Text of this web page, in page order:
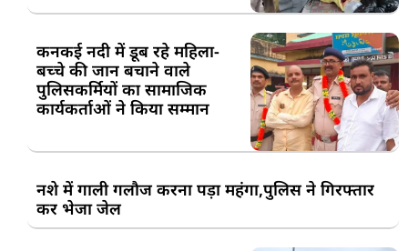
कनकई नदी में डूब रहे महिला-
बच्चे की जान बचाने वाले
पुलिसकर्मियों का सामाजिक
कार्यकर्ताओं ने किया सम्मान
नशे में गाली गलौज करना पड़ा महंगा,पुलिस ने गिरफ्तार
कर भेजा जेल